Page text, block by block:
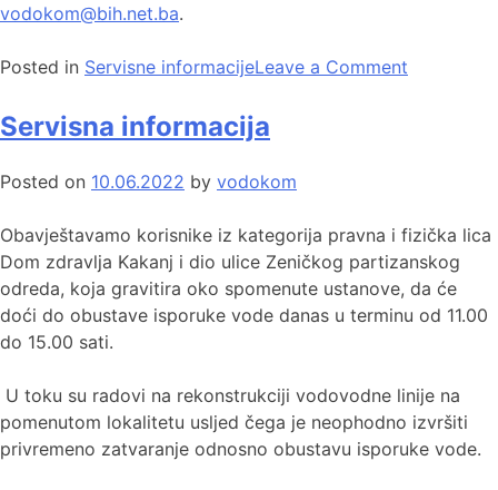
vodokom@bih.net.ba.
Posted in Servisne informacijeLeave a Comment
Servisna informacija
Posted on 10.06.2022 by vodokom
Obavještavamo korisnike iz kategorija pravna i fizička lica
Dom zdravlja Kakanj i dio ulice Zeničkog partizanskog
odreda, koja gravitira oko spomenute ustanove, da će
doći do obustave isporuke vode danas u terminu od 11.00
do 15.00 sati.
U toku su radovi na rekonstrukciji vodovodne linije na
pomenutom lokalitetu usljed čega je neophodno izvršiti
privremeno zatvaranje odnosno obustavu isporuke vode.